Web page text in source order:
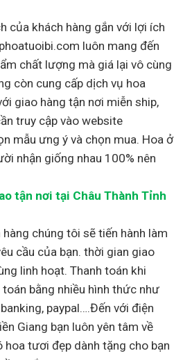
của khách hàng gắn với lợi ích
luôn mang đến
chất lượng mà giá lại vô cùng
còn cung cấp dịch vụ hoa
giao hàng tận nơi miễn ship,
truy cập vào website
mẫu ưng ý và chọn mua. Hoa ở
nhận giống nhau 100% nên
tận nơi tại Châu Thành Tỉnh
chúng tôi sẽ tiến hành làm
cầu của bạn. thời gian giao
linh hoạt. Thanh toán khi
toán bằng nhiều hình thức như
paypal….Đến với điện
Giang bạn luôn yên tâm về
hoa tươi đẹp dành tặng cho bạn